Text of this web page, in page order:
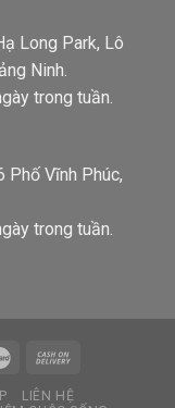
Long Park, Lô
Ninh.
trong tuần.
Phố Vĩnh Phúc,
trong tuần.
LIÊN HỆ